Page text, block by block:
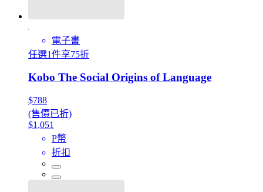
電子書
任選1件享75折
Kobo The Social Origins of Language
$788
(售價已折)
$1,051
P幣
折扣